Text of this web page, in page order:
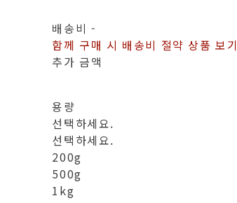
배송비 -
함께 구매 시 배송비 절약 상품 보기
추가 금액
용량
선택하세요.
선택하세요.
200g
500g
1kg